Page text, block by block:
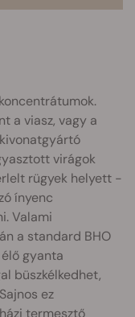
a viasz, vagy a
virágok
rügyek helyett -
ínyenc
Valami
a standard BHO
gyanta
büszkélkedhet,
ez
termesztő